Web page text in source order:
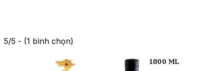
5/5 - (1 bình chọn)